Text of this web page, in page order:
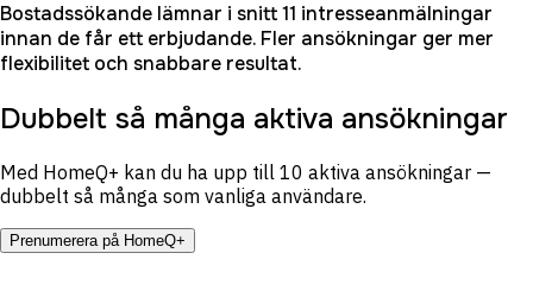
Bostadssökande lämnar i snitt 11 intresseanmälningar
innan de får ett erbjudande. Fler ansökningar ger mer
flexibilitet och snabbare resultat.
Dubbelt så många aktiva ansökningar
Med HomeQ+ kan du ha upp till 10 aktiva ansökningar —
dubbelt så många som vanliga användare.
Prenumerera på HomeQ+